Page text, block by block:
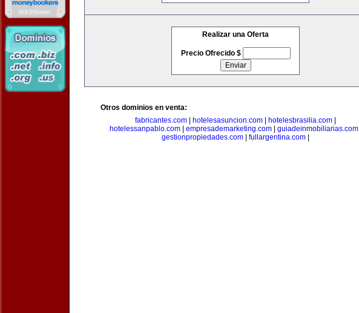
Realizar una Oferta
Precio Ofrecido $
Otros dominios en venta:
fabricantes.com
hotelesasuncion.com hotelesbrasilia.com
hotelessanpablo.com| empresademarketing.com| guiadeinmobiliarias.com|
gestionpropiedades.com
fullargentina.com